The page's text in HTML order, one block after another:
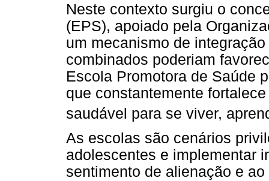
Neste contexto surgiu o
(EPS), apoiado pela
um mecanismo de
combinados poderiam
Escola Promotora de Saúde
que constantemente
saudável para se viver,
As escolas são cenários
adolescentes e implementar
sentimento de alienação e